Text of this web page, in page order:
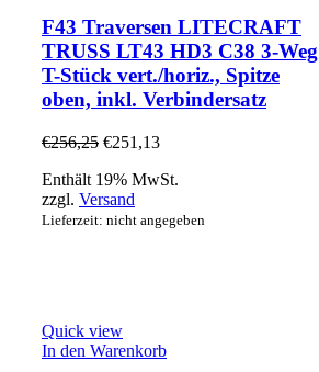
F43 Traversen LITECRAFT
TRUSS LT43 HD3 C38 3-Weg
T-Stück vert./horiz., Spitze
oben, inkl. Verbindersatz
€256,25 €251,13
Enthält 19% MwSt.
zzgl. Versand
Lieferzeit: nicht angegeben
Quick view
In den Warenkorb